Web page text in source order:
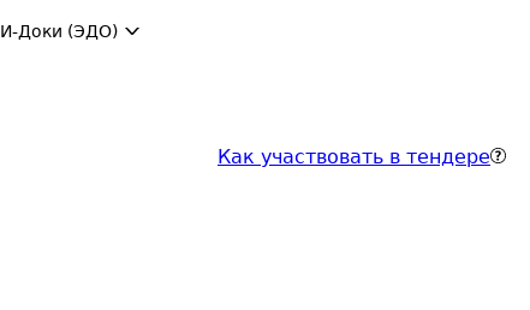
Доки (ЭДО)
Как участвовать в тендере